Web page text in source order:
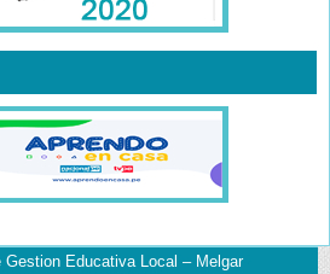
Gestion Educativa Local – Melgar